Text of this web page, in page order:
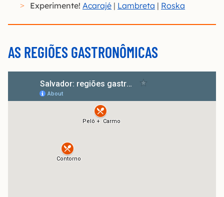
Experimente! Acarajé | Lambreta | Roska
AS REGIÕES GASTRONÔMICAS